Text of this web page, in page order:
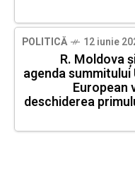
POLITICĂ 12 iunie
R. Moldova
agenda summitului
European
deschiderea